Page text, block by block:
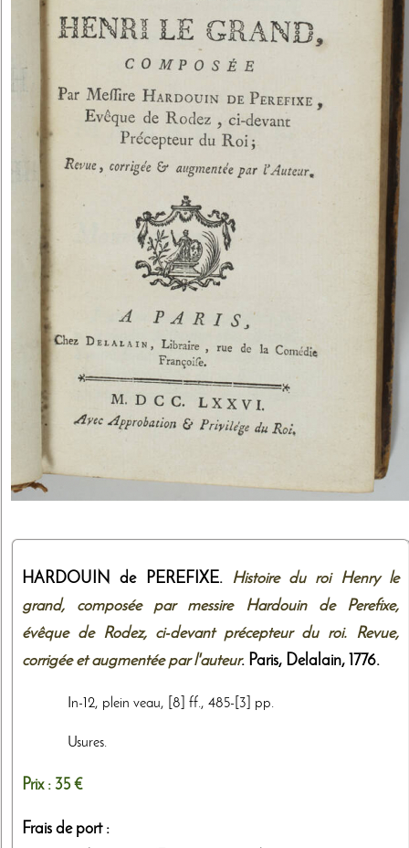
HARDOUIN de PEREFIXE. Histoire du roi Henry le
grand, composée par messire Hardouin de Perefixe,
évêque de Rodez, ci-devant précepteur du roi. Revue,
corrigée et augmentée par l'auteur. Paris, Delalain, 1776.
In-12, plein veau, [8] ff., 485-[3] pp.
Usures.
Prix : 35 €
Frais de port :